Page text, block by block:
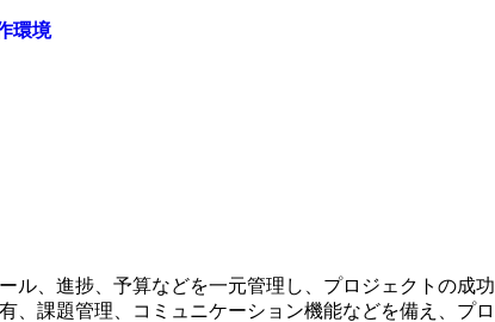
環境
ル、進捗、予算などを一元管理し、プロジェクトの成功
、課題管理、コミュニケーション機能などを備え、プロ